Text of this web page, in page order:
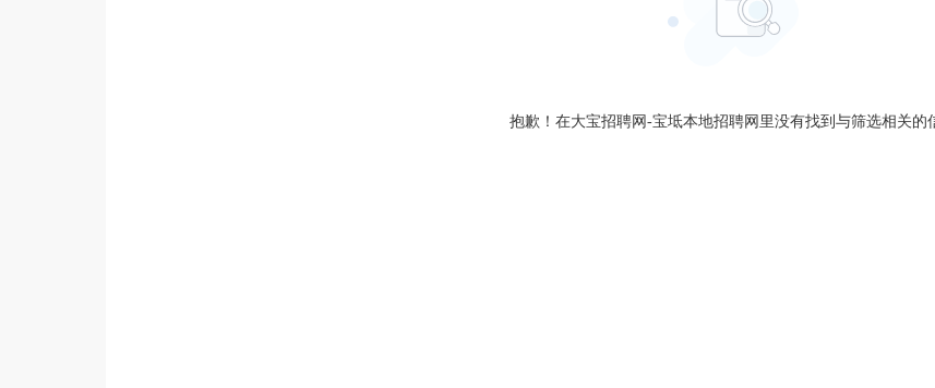
抱歉！在大宝招聘网-宝坻本地招聘网里没有找到与筛选相关的